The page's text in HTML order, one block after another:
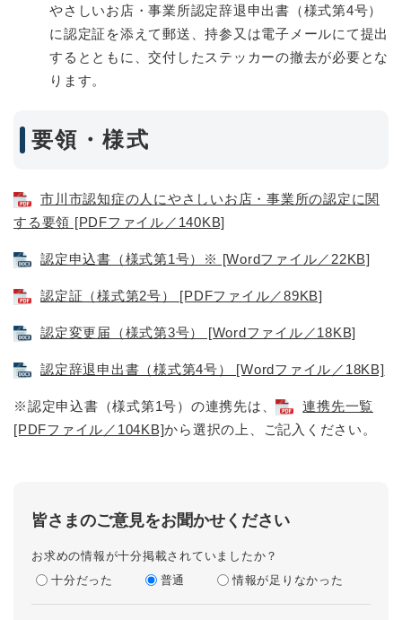
やさしいお店・事業所認定辞退申出書（様式第4号）
に認定証を添えて郵送、持参又は電子メールにて提出
するとともに、交付したステッカーの撤去が必要とな
ります。
要領・様式
市川市認知症の人にやさしいお店・事業所の認定に関
する要領 [PDFファイル／140KB]
認定申込書（様式第1号）※ [Wordファイル／22KB]
​認定証（様式第2号） [PDFファイル／89KB]
​認定変更届（様式第3号） [Wordファイル／18KB]
​認定辞退申出書（様式第4号） [Wordファイル／18KB]
※認定申込書（様式第1号）の連携先は、
連携先一覧
[PDFファイル／104KB]から選択の上、ご記入ください。
皆さまのご意見をお聞かせください
お求めの情報が十分掲載されていましたか？
十分だった
普通 情報が足りなかった